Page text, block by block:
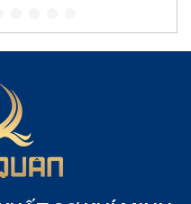
1 tầng
than